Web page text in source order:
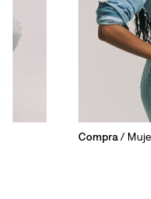
Compra/